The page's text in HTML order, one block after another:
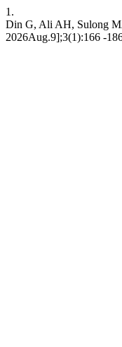
1.
Din G, Ali AH, Sulong
2026Aug.9];3(1):166 -